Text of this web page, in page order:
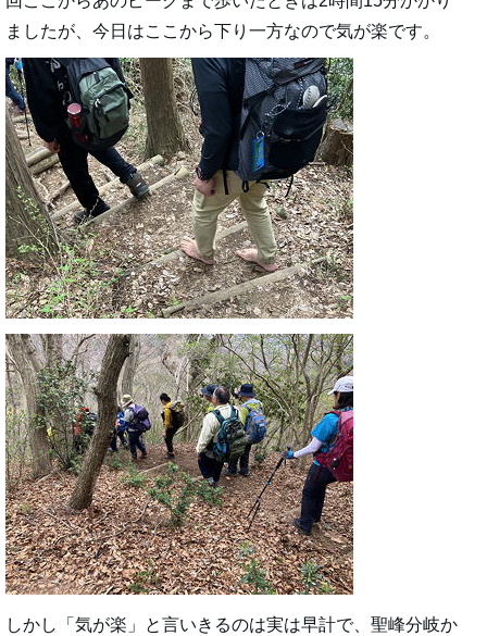
ましたが、今日はここから下り一方なので気が楽です。
しかし「気が楽」と言いきるのは実は早計で、聖峰分岐か